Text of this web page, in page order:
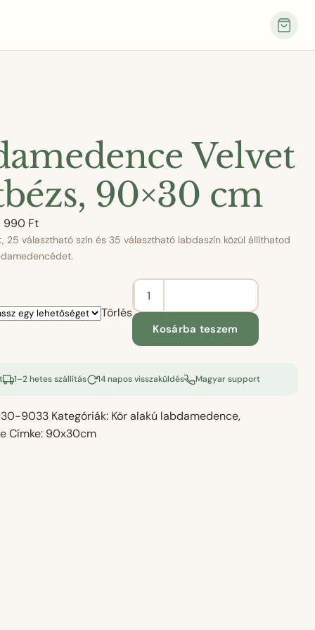
Velvet
90×30 cm
990 FtÁrtartomány:
41
990 Ft
990 Ft
25 választható szín és 35 választható labdaszín közül állíthatod
Törlés
Labdamedence
Velvet
sötétbézs,
cm
Kosárba teszem
1–2 hetes szállítás 14 napos visszaküldés Magyar support
9033 Kategóriák: Kör alakú labdamedence,
Címke: 90x30cm